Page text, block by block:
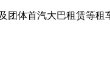
体首汽大巴租赁等租